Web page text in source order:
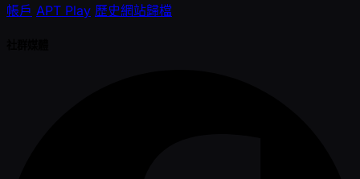
帳戶 APT Play 歷史網站歸檔